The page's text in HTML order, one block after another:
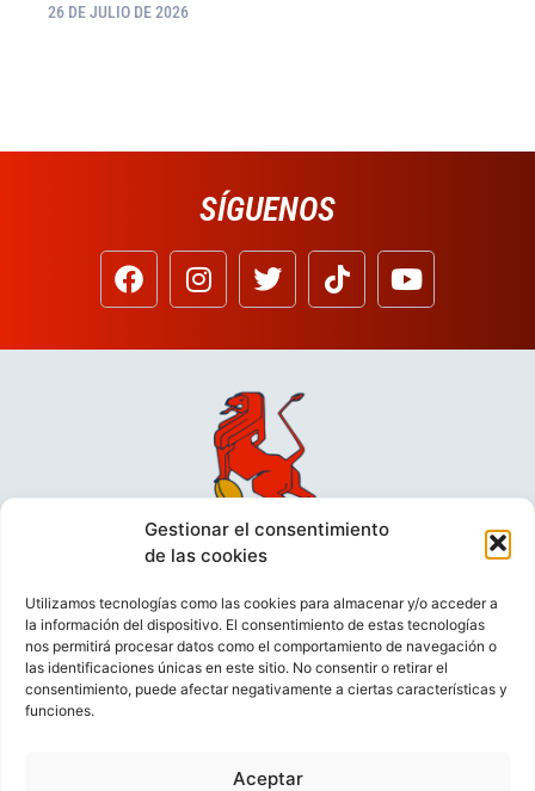
Gestionar el consentimiento
de las cookies
Utilizamos tecnologías como las cookies para almacenar y/o acceder a
la información del dispositivo. El consentimiento de estas tecnologías
nos permitirá procesar datos como el comportamiento de navegación o
las identificaciones únicas en este sitio. No consentir o retirar el
consentimiento, puede afectar negativamente a ciertas características y
funciones.
Aceptar
26 DE JULIO DE 2026
SÍGUENOS
VIDEOCONFERENCIAS
POLÍTICA DE PRIVACIDAD